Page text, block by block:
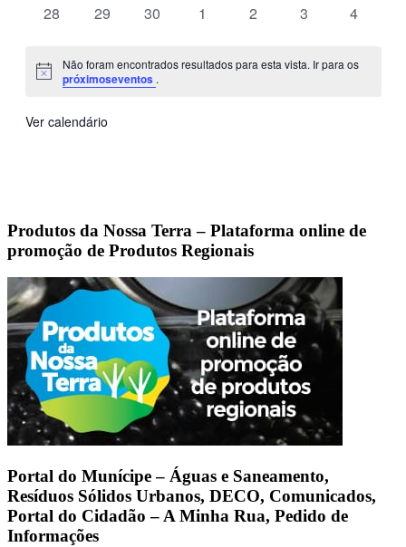
0
28
0
29
0
30
0
1
0
2
0
3
0
4
Aviso
Não foram encontrados resultados para esta vista. Ir para os
próximoseventos .
Ver calendário
Produtos da Nossa Terra – Plataforma online de
promoção de Produtos Regionais
Portal do Munícipe – Águas e Saneamento,
Resíduos Sólidos Urbanos, DECO, Comunicados,
Portal do Cidadão – A Minha Rua, Pedido de
Informações